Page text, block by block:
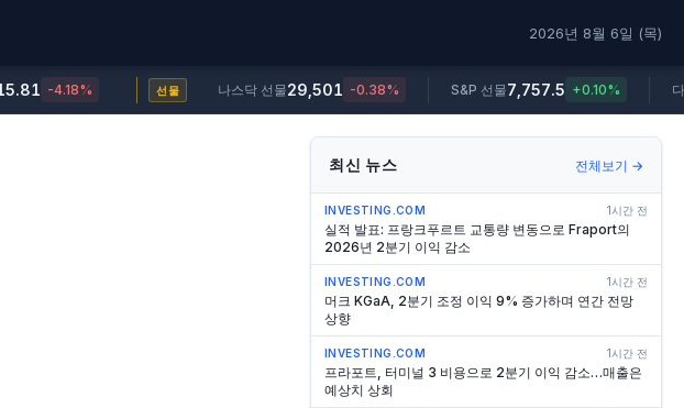
2026년 8월 6일 (목)
-4.18% 선물 나스닥 선물29,501 -0.38% S&P 선물7,757.5 +0.10%
최신 뉴스 전체보기 →
INVESTING.COM 1시간 전
실적 발표: 프랑크푸르트 교통량 변동으로 Fraport의
2026년 2분기 이익 감소
INVESTING.COM 1시간 전
머크 KGaA, 2분기 조정 이익 9% 증가하며 연간 전망
상향
INVESTING.COM 1시간 전
프라포트, 터미널 3 비용으로 2분기 이익 감소…매출은
예상치 상회